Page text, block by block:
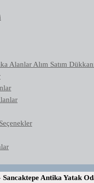
Alanlar Alım Satım
Sancaktepe Antika Yatak